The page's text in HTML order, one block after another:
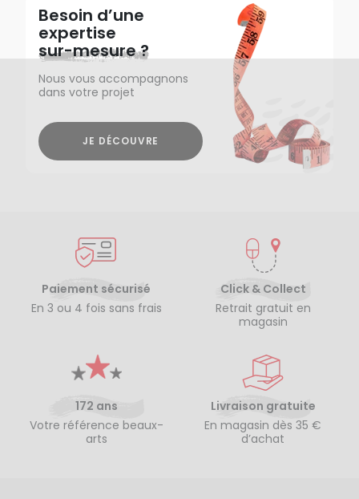
Besoin d’une
expertise
sur-mesure ?
Nous vous accompagnons
dans votre projet
JE DÉCOUVRE
Paiement sécurisé
En 3 ou 4 fois sans frais
Click & Collect
Retrait gratuit en
magasin
172 ans
Votre référence beaux-
arts
Livraison gratuite
En magasin dès 35 €
d’achat